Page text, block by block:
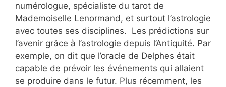
numérologue, spécialiste du tarot de
Mademoiselle Lenormand, et surtout l’astrologie
avec toutes ses disciplines. Les prédictions sur
l’avenir grâce à l’astrologie depuis l’Antiquité. Par
exemple, on dit que l’oracle de Delphes était
capable de prévoir les événements qui allaient
se produire dans le futur. Plus récemment, les